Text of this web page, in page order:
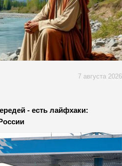
7 августа 2026
- есть лайфхаки: